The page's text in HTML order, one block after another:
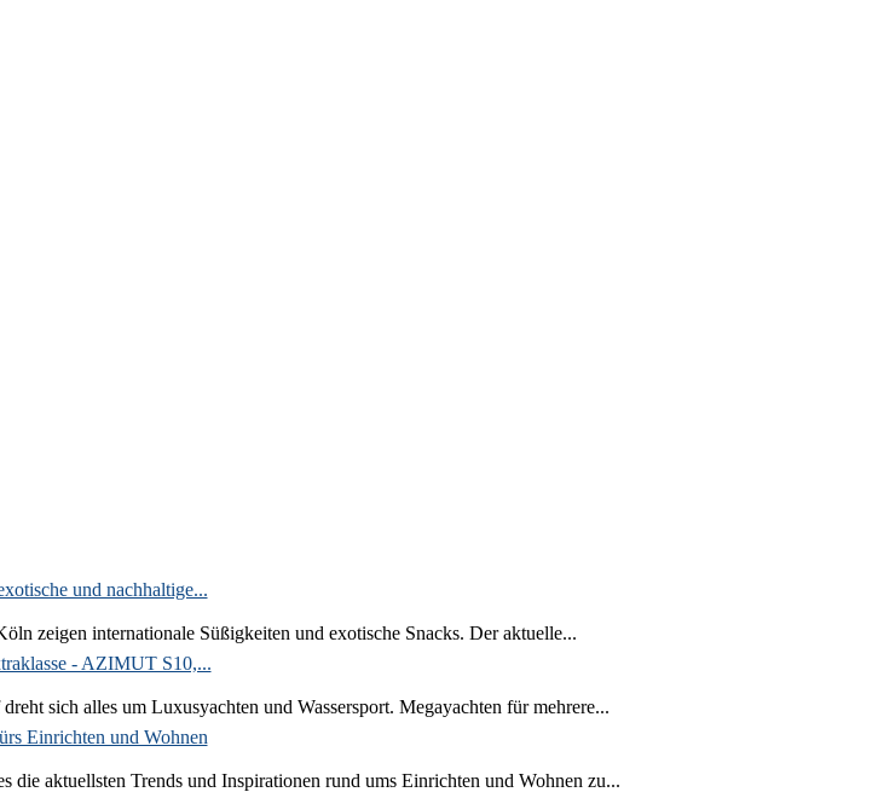
und nachhaltige...
zeigen internationale Süßigkeiten und exotische Snacks. Der aktuelle...
- AZIMUT S10,...
sich alles um Luxusyachten und Wassersport. Megayachten für mehrere...
Einrichten und Wohnen
die aktuellsten Trends und Inspirationen rund ums Einrichten und Wohnen zu...